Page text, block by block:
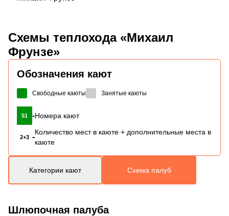
Схемы теплохода «Михаил
Фрунзе»
Обозначения кают
Свободные каюты Занятые каюты
51 -Номера кают
2+3 -
Количество мест в каюте + дополнительные места в
каюте
Категории кают Схема палуб
Шлюпочная палуба